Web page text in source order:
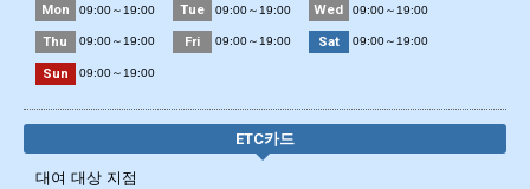
Mon 09:00～19:00 Tue 09:00～19:00 Wed 09:00～19:00
Thu 09:00～19:00 Fri 09:00～19:00 Sat 09:00～19:00
Sun 09:00～19:00
ETC카드
대여 대상 지점